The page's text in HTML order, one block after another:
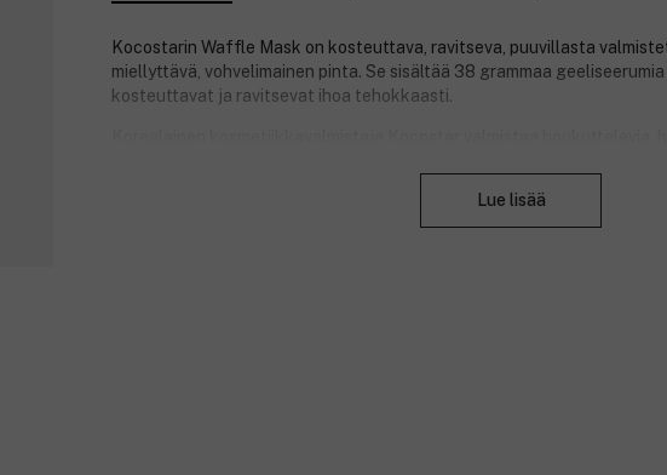
Kocostarin Waffle Mask on kosteuttava, ravitseva, puuvillasta
miellyttävä, vohvelimainen pinta. Se sisältää 38 grammaa
kosteuttavat ja ravitsevat ihoa tehokkaasti.
Lue lisää